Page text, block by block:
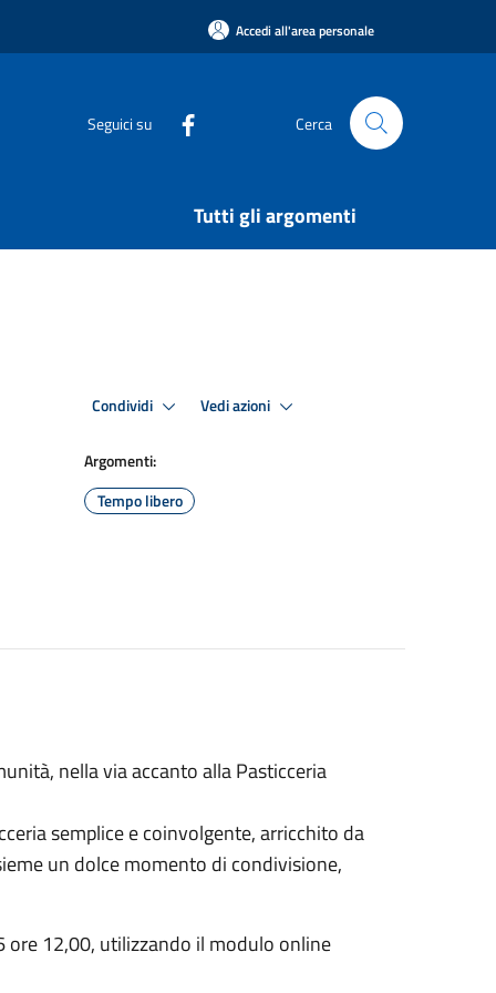
Accedi all'area personale
Seguici su Cerca
Tutti gli argomenti
Condividi Vedi azioni
Argomenti:
Tempo libero
nella via accanto alla Pasticceria
semplice e coinvolgente, arricchito da
un dolce momento di condivisione,
12,00, utilizzando il modulo online